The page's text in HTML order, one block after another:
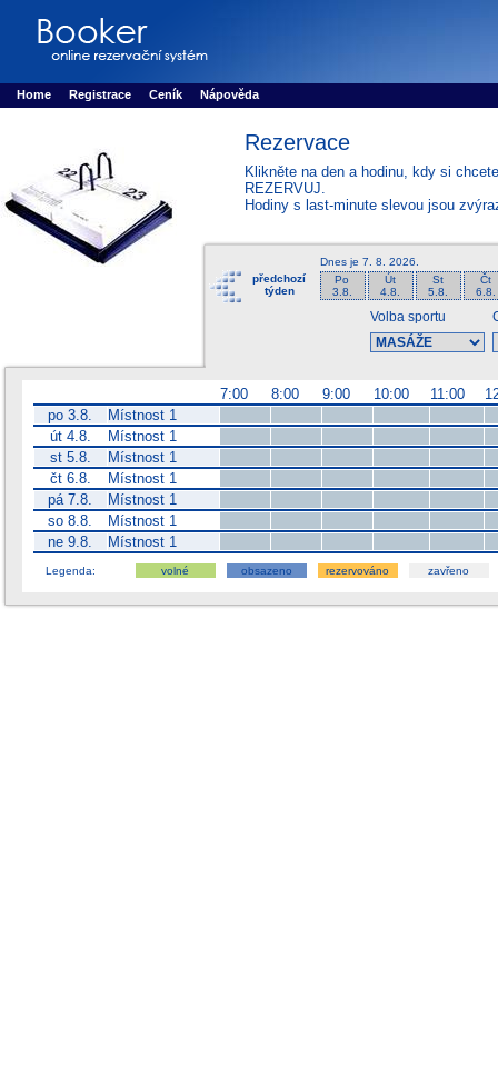
Rezervujse - Port�l pro online rezervace sportu
Home Registrace Ceník Nápověda
Rezervace
Klikněte na den a hodinu, kdy si
REZERVUJ.
Hodiny s last-minute slevou jsou
předchozí
týden
Dnes je7. 8. 2026
Po
3.8.
Út
4.8.
St
5.8.
Čt
6.8.
Volba sportu
7:00 8:00 9:00 10:00 11:00
po 3.8.
Místnost 1
út 4.8.
Místnost 1
st 5.8.
Místnost 1
čt 6.8.
Místnost 1
pá 7.8.
Místnost 1
so 8.8.
Místnost 1
ne 9.8.
Místnost 1
Legenda: volné obsazeno rezervováno zavřeno